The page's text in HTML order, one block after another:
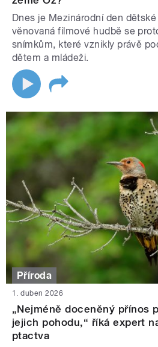
Dnes je Mezinárodní den
věnovaná filmové hudbě se
snímkům, které vznikly právě
dětem a mládeži.
Příroda
1. duben 2026
„Nejméně doceněný přínos
jejich pohodu,“ říká expert
ptactva